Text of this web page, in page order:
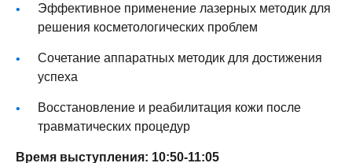
Эффективное применение лазерных методик для
решения косметологических проблем
Сочетание аппаратных методик для достижения
успеха
Восстановление и реабилитация кожи после
травматических процедур
Время выступления: 10:50-11:05